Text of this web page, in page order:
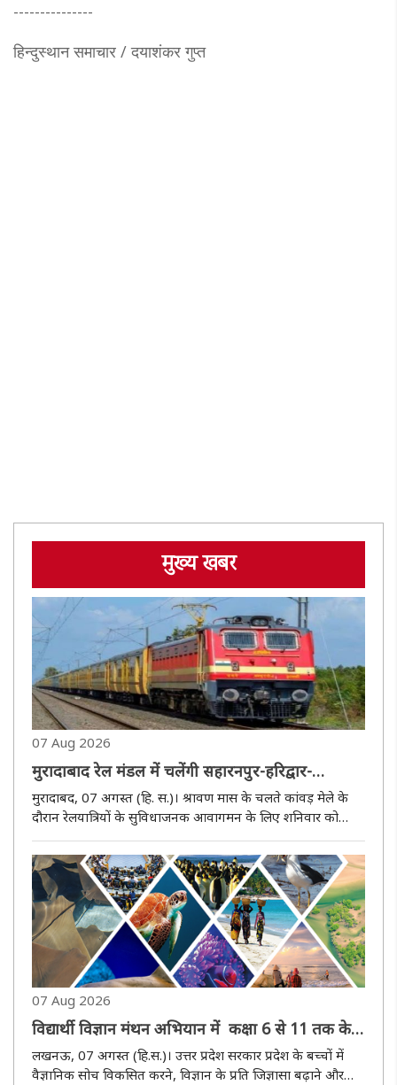
---------------
हिन्दुस्थान समाचार / दयाशंकर गुप्त
मुख्य खबर
07 Aug 2026
मुरादाबाद रेल मंडल में चलेंगी सहारनपुर-हरिद्वार-
सहारनपुर अनारक्षित कांवड़ मेला स्पेशल
मुरादाबद, 07 अगस्त (हि. स.)। श्रावण मास के चलते कांवड़ मेले के
दौरान रेलयात्रियों के सुविधाजनक आवागमन के लिए शनिवार को
रेलगाडियों का संचालन किया जाएगा। यह ट्रेनिंग एक-एक फेरा
लगाएंगी। उत्त..
07 Aug 2026
विद्यार्थी विज्ञान मंथन अभियान में कक्षा 6 से 11 तक के
विद्यार्थी करा सकेंगे पंजीकरण
लखनऊ, 07 अगस्त (हि.स.)। उत्तर प्रदेश सरकार प्रदेश के बच्चों में
वैज्ञानिक सोच विकसित करने, विज्ञान के प्रति जिज्ञासा बढ़ाने और